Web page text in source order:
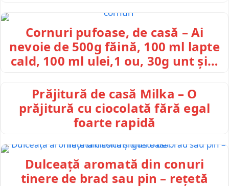
Cornuri pufoase, de casă – Ai
nevoie de 500g făină, 100 ml lapte
cald, 100 ml ulei,1 ou, 30g unt și…
Prăjitură de casă Milka – O
prăjitură cu ciocolată fără egal
foarte rapidă
Dulceață aromată din conuri
tinere de brad sau pin – rețetă